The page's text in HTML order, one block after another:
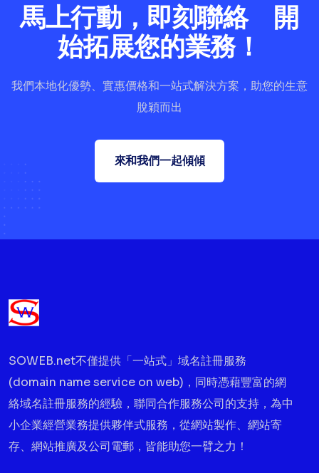
馬上行動，即刻聯絡 開
始拓展您的業務！
我們本地化優勢、實惠價格和一站式解決方案，助您的生意
脫穎而出
來和我們一起傾傾
SOWEB.net不僅提供「一站式」域名註冊服務
(domain name service on web)，同時憑藉豐富的網
絡域名註冊服務的經驗，聯同合作服務公司的支持，為中
小企業經營業務提供夥伴式服務，從網站製作、網站寄
存、網站推廣及公司電郵，皆能助您一臂之力！